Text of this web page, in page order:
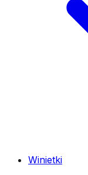
Winietki